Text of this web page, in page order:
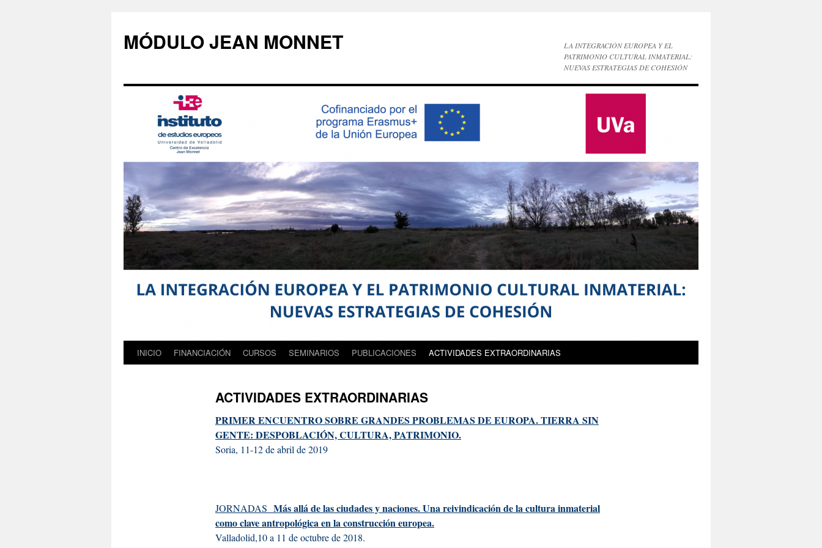
contenido
MÓDULO JEAN MONNET
LA INTEGRACIÓN EUROPEA Y EL
PATRIMONIO CULTURAL INMATERIAL:
NUEVAS ESTRATEGIAS DE COHESIÓN
INICIO FINANCIACIÓN CURSOS SEMINARIOS PUBLICACIONES ACTIVIDADES EXTRAORDINARIAS
ACTIVIDADES EXTRAORDINARIAS
PRIMER ENCUENTRO SOBRE GRANDES PROBLEMAS DE EUROPA. TIERRA SIN
GENTE: DESPOBLACIÓN, CULTURA, PATRIMONIO.
Soria, 11-12 de abril de 2019
JORNADAS Más allá de las ciudades y naciones. Una reivindicación de la cultura inmaterial
como clave antropológica en la construcción europea.
Valladolid,10 a 11 de octubre de 2018.